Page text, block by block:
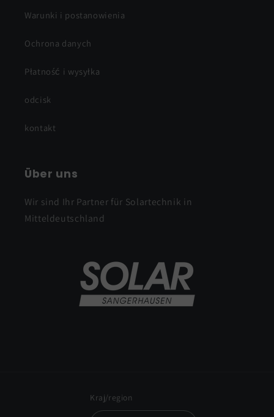
Warunki i postanowienia
Ochrona danych
Płatność i wysyłka
odcisk
kontakt
Über uns
Wir sind Ihr Partner für Solartechnik in
Mitteldeutschland
Kraj/region